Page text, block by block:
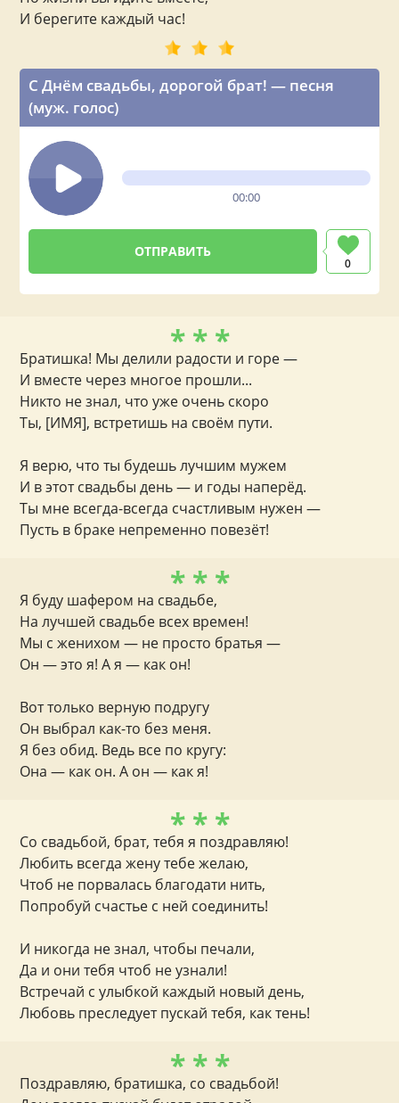
С Днём свадьбы, дорогой брат! — песня
(муж. голос)
00:00
0
И берегите каждый час!
* * *
Братишка! Мы делили радости и горе —
И вместе через многое прошли...
Никто не знал, что уже очень скоро
Ты, [ИМЯ], встретишь на своём пути.
Я верю, что ты будешь лучшим мужем
И в этот свадьбы день — и годы наперёд.
Ты мне всегда-всегда счастливым нужен —
Пусть в браке непременно повезёт!
* * *
Я буду шафером на свадьбе,
На лучшей свадьбе всех времен!
Мы с женихом — не просто братья —
Он — это я! А я — как он!
Вот только верную подругу
Он выбрал как-то без меня.
Я без обид. Ведь все по кругу:
Она — как он. А он — как я!
* * *
Со свадьбой, брат, тебя я поздравляю!
Любить всегда жену тебе желаю,
Чтоб не порвалась благодати нить,
Попробуй счастье с ней соединить!
И никогда не знал, чтобы печали,
Да и они тебя чтоб не узнали!
Встречай с улыбкой каждый новый день,
Любовь преследует пускай тебя, как тень!
* * *
Поздравляю, братишка, со свадьбой!